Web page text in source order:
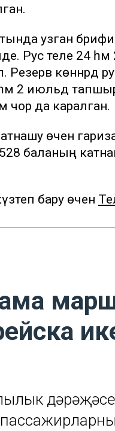
узган
Рус теле 24 һәм
көннәрдә
2 июльдә
чор да каралган.
өчен
баланың
бару өчен